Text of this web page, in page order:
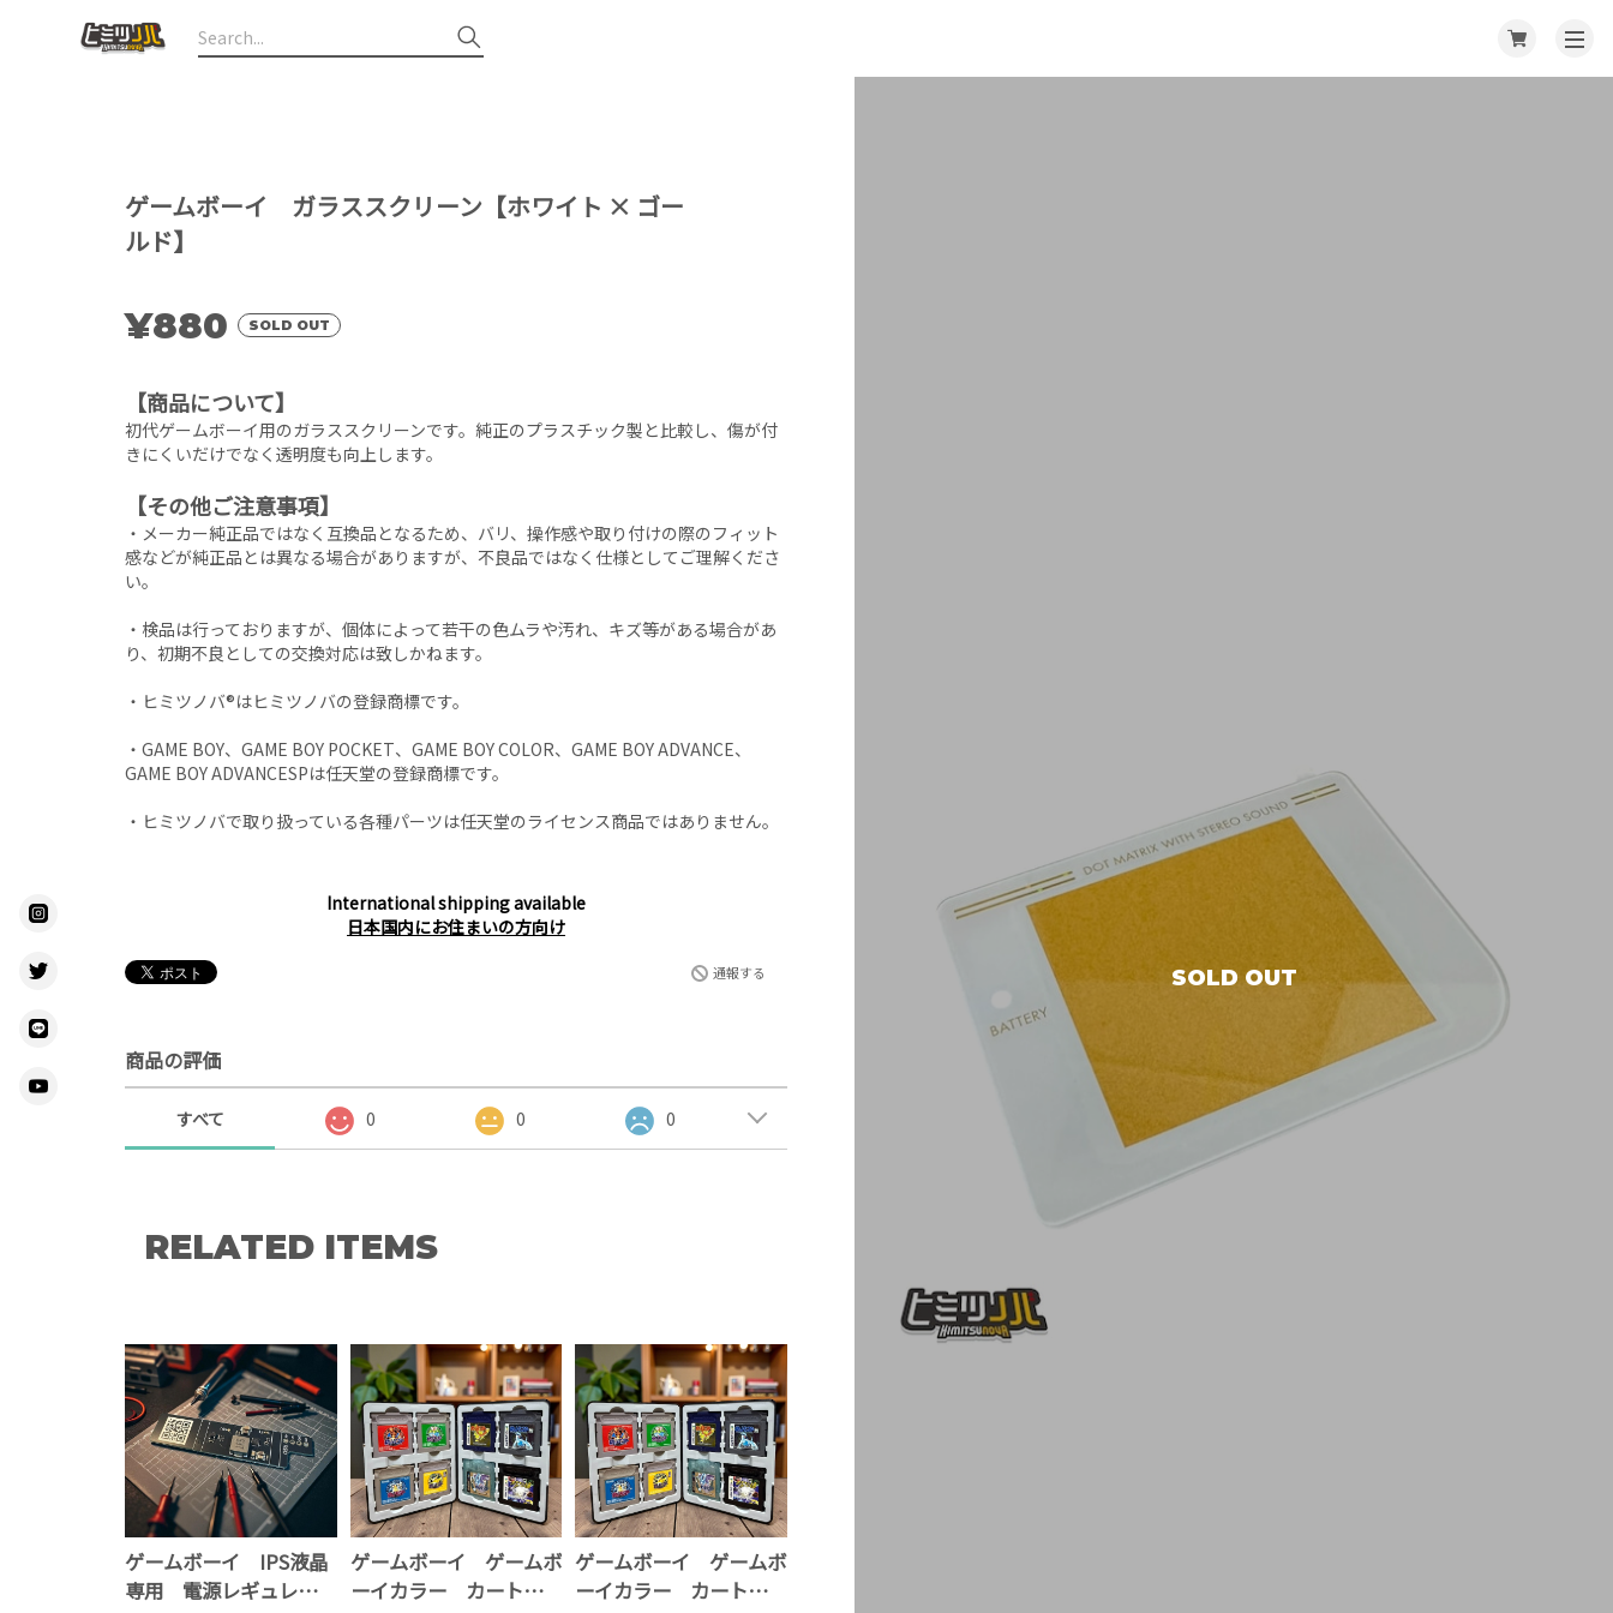
SOLD OUT
ゲームボーイ ガラススクリーン【ホワイト × ゴー
ルド】
¥880 SOLD OUT
【商品について】
初代ゲームボーイ用のガラススクリーンです。純正のプラスチック製と比較し、傷が付
きにくいだけでなく透明度も向上します。
【その他ご注意事項】
・メーカー純正品ではなく互換品となるため、バリ、操作感や取り付けの際のフィット
感などが純正品とは異なる場合がありますが、不良品ではなく仕様としてご理解くださ
い。
・検品は行っておりますが、個体によって若干の色ムラや汚れ、キズ等がある場合があ
り、初期不良としての交換対応は致しかねます。
・ヒミツノバ®はヒミツノバの登録商標です。
・GAME BOY、GAME BOY POCKET、GAME BOY COLOR、GAME BOY ADVANCE、
GAME BOY ADVANCESPは任天堂の登録商標です。
・ヒミツノバで取り扱っている各種パーツは任天堂のライセンス商品ではありません。
International shipping available
日本国内にお住まいの方向け
通報する
商品の評価
すべて 0 0 0
RELATED ITEMS
ゲームボーイ IPS液晶
専用 電源レギュレータ
ゲームボーイ ゲームボ
ーイカラー カートリッ
ゲームボーイ ゲームボ
ーイカラー カートリッ